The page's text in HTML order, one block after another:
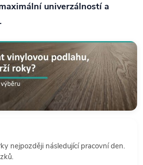
univerzálností a
nejpozději následující pracovní den.